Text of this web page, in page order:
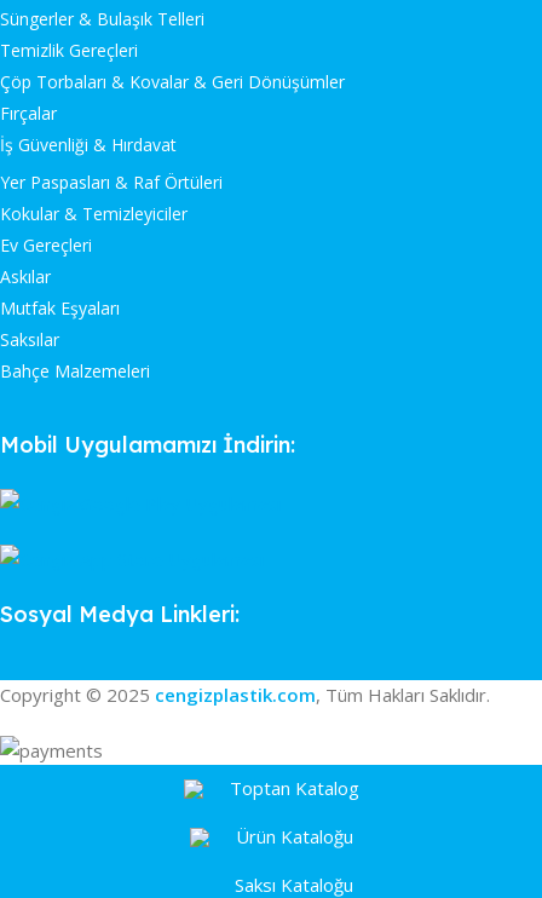
Süngerler & Bulaşık Telleri
Temizlik Gereçleri
Çöp Torbaları & Kovalar & Geri Dönüşümler
Fırçalar
İş Güvenliği & Hırdavat
Yer Paspasları & Raf Örtüleri
Kokular & Temizleyiciler
Ev Gereçleri
Askılar
Mutfak Eşyaları
Saksılar
Bahçe Malzemeleri
Mobil Uygulamamızı İndirin:
Sosyal Medya Linkleri:
Copyright © 2025 cengizplastik.com, Tüm Hakları Saklıdır.
Toptan Katalog
Ürün Kataloğu
Saksı Kataloğu